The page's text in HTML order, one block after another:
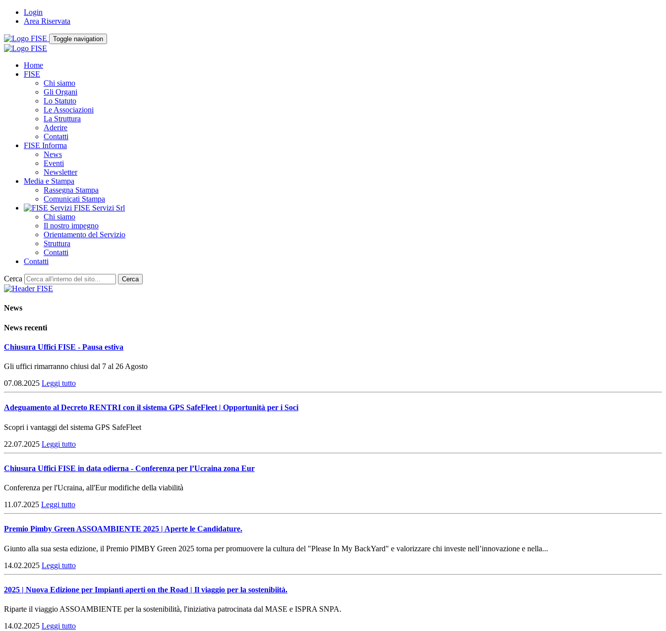
Login
Area Riservata
Toggle navigation
Home
FISE
Chi siamo
Gli Organi
Lo Statuto
Le Associazioni
La Struttura
Aderire
Contatti
FISE Informa
News
Eventi
Newsletter
Media e Stampa
Rassegna Stampa
Comunicati Stampa
FISE Servizi Srl
Chi siamo
Il nostro impegno
Orientamento del Servizio
Struttura
Contatti
Contatti
Cerca Cerca
News
News recenti
Chiusura Uffici FISE - Pausa estiva
Gli uffici rimarranno chiusi dal 7 al 26 Agosto
07.08.2025 Leggi tutto
Adeguamento al Decreto RENTRI con il sistema GPS SafeFleet | Opportunità per i Soci
Scopri i vantaggi del sistema GPS SafeFleet
22.07.2025 Leggi tutto
Chiusura Uffici FISE in data odierna - Conferenza per l’Ucraina zona Eur
Conferenza per l'Ucraina, all'Eur modifiche della viabilità
11.07.2025 Leggi tutto
Premio Pimby Green ASSOAMBIENTE 2025 | Aperte le Candidature.
Giunto alla sua sesta edizione, il Premio PIMBY Green 2025 torna per promuovere la cultura del "Please In My BackYard" e valorizzare chi investe nell’innovazione e nella...
14.02.2025 Leggi tutto
2025 | Nuova Edizione per Impianti aperti on the Road | Il viaggio per la sostenibiità.
Riparte il viaggio ASSOAMBIENTE per la sostenibilità, l'iniziativa patrocinata dal MASE e ISPRA SNPA.
14.02.2025 Leggi tutto